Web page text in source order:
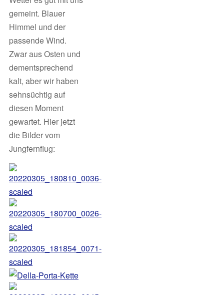
gemeint. Blauer
Himmel und der
passende Wind.
Zwar aus Osten und
dementsprechend
kalt, aber wir haben
sehnsüchtig auf
diesen Moment
gewartet. Hier jetzt
die Bilder vom
Jungfernflug: